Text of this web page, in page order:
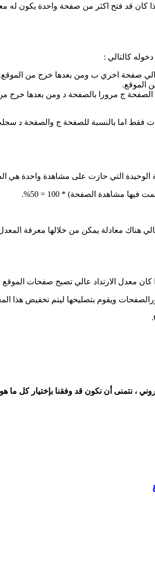
كان قد فتح اكثر من صفحة واحدة يكون
كالتالي :
الي صفحة اخري ب ومن بعدها خرج من الموقع.
الموقع.
الصفحة ج مرورا بالصفحة د ومن بعدها خرج
التي حازت على مشاهدة واحدة هي
هناك معادلة يمكن من خلالها معرفة
اذا كان معدل الارتداد عالي تصبح صفحات
ويقوم بتصليحها ليتم تخفيض هذا
، نتمنى أن نكون قد وفقنا بإختيار كل ما